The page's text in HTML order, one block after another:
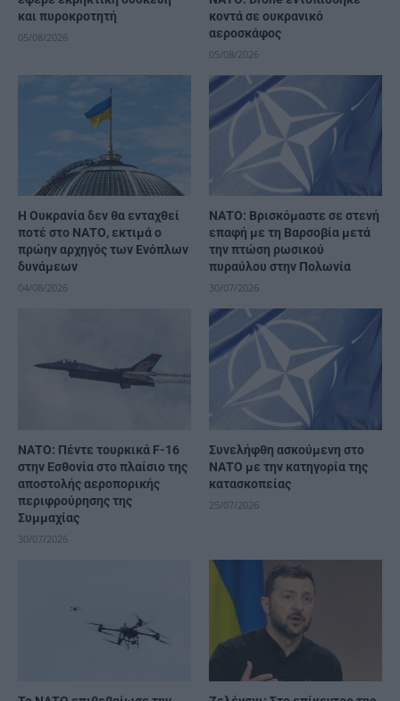
και πυροκροτητή
05/08/2026
κοντά σε ουκρανικό
αεροσκάφος
05/08/2026
Η Ουκρανία δεν θα ενταχθεί
ποτέ στο ΝΑΤΟ, εκτιμά ο
πρώην αρχηγός των Ενόπλων
δυνάμεων
04/08/2026
ΝΑΤΟ: Βρισκόμαστε σε στενή
επαφή με τη Βαρσοβία μετά
την πτώση ρωσικού
πυραύλου στην Πολωνία
30/07/2026
ΝΑΤΟ: Πέντε τουρκικά F-16
στην Εσθονία στο πλαίσιο της
αποστολής αεροπορικής
περιφρούρησης της
Συμμαχίας
30/07/2026
Συνελήφθη ασκούμενη στο
ΝΑΤΟ με την κατηγορία της
κατασκοπείας
25/07/2026